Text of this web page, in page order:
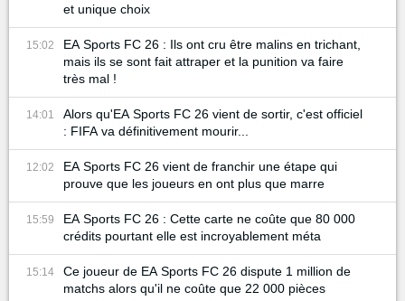
et unique choix
15:02
EA Sports FC 26 : Ils ont cru être malins en trichant,
mais ils se sont fait attraper et la punition va faire
très mal !
14:01
Alors qu'EA Sports FC 26 vient de sortir, c'est officiel
: FIFA va définitivement mourir...
12:02
EA Sports FC 26 vient de franchir une étape qui
prouve que les joueurs en ont plus que marre
15:59
EA Sports FC 26 : Cette carte ne coûte que 80 000
crédits pourtant elle est incroyablement méta
15:14
Ce joueur de EA Sports FC 26 dispute 1 million de
matchs alors qu'il ne coûte que 22 000 pièces